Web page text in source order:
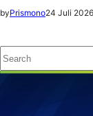
byPrismono24 Juli 2026
S
e